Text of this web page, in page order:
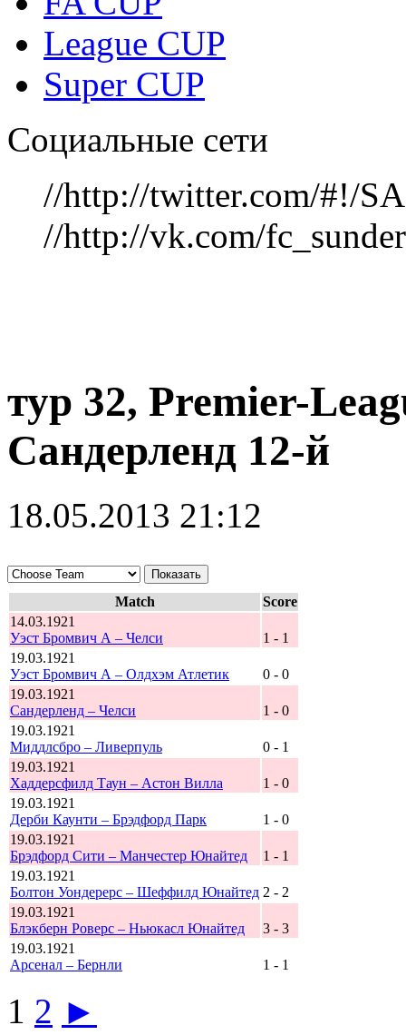
League CUP
Super CUP
Социальные сети
//http://twitter.com/#!/
//http://vk.com/
тур 32, Рremier-
Сандерленд 12-й
18.05.2013 21:12
Match
Score
14.03.1921
Уэст Бромвич А – Челси
1 - 1
19.03.1921
Уэст Бромвич А – Олдхэм Атлетик
0 - 0
19.03.1921
Сандерленд – Челси
1 - 0
19.03.1921
Миддлсбро – Ливерпуль
0 - 1
19.03.1921
Хаддерсфилд Таун – Астон Вилла
1 - 0
19.03.1921
Дерби Каунти – Брэдфорд Парк
1 - 0
19.03.1921
Брэдфорд Сити – Манчестер Юнайтед
1 - 1
19.03.1921
Болтон Уондерерс – Шеффилд Юнайтед 2 - 2
19.03.1921
Блэкберн Роверс – Ньюкасл Юнайтед
3 - 3
19.03.1921
Арсенал – Бернли
1 - 1
1 2 ►